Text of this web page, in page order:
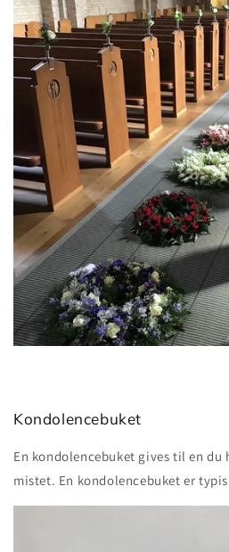
Kondolencebuket
En kondolencebuket gives til en du
mistet. En kondolencebuket er